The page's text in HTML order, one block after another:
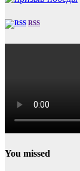
RSS
You missed